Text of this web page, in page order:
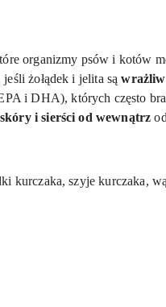
organizmy psów i kotów
żołądek i jelita są
i DHA), których często
skóry i sierści od wewnątrz
kurczaka, szyje kurczaka,